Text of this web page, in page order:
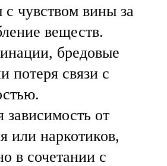
с чувством вины за
веществ.
бредовые
потеря связи с
зависимость от
или наркотиков,
в сочетании с